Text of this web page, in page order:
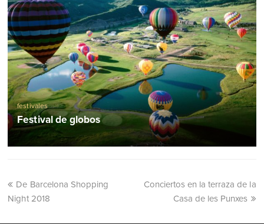
festivales
Festival de globos
De Barcelona Shopping
Night 2018
Conciertos en la terraza de la
Casa de les Punxes